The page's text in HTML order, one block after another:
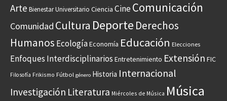
Arte Bienestar Universitario Ciencia CineComunicación
Comunidad Cultura Deporte Derechos
Humanos EcologíaEconomía Educación Elecciones
Enfoques Interdisciplinarios Entretenimiento Extensión FIC
Filosofía Frikismo Fútbol género Historia Internacional
Investigación Literatura Miércoles de Música Música